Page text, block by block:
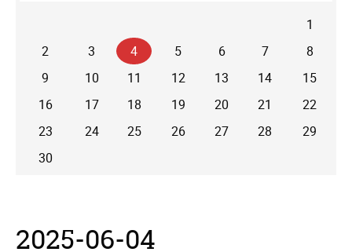
1
2
3 4 5 6 7
8
9
10 11 12 13 14
15
16
17 18 19 20 21
22
23
24 25 26 27 28
29
30
2025-06-04